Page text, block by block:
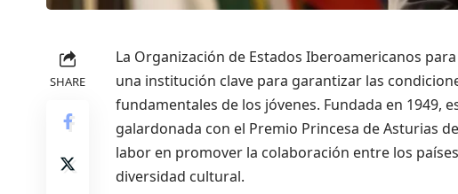
SHARE
La Organización de Estados Iberoamericanos
una institución clave para garantizar las
fundamentales de los jóvenes. Fundada en 1949,
galardonada con el Premio Princesa de Asturias
labor en promover la colaboración entre los
diversidad cultural.